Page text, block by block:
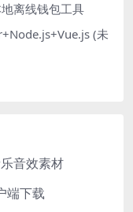
离线钱包工具
(未
音效素材
端下载